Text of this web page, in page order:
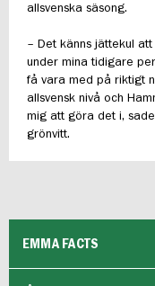
allsvenska säsong.
– Det känns jättekul
under mina tidigare
få vara med på riktigt
allsvensk nivå och
mig att göra det i,
grönvitt.
EMMA FACTS